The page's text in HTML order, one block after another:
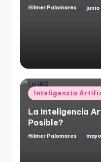
Publicado
Hilmer Palomares junio
Publicado
en
Inteligencia
La Inteligencia
Posible?
Publicado
Hilmer Palomares